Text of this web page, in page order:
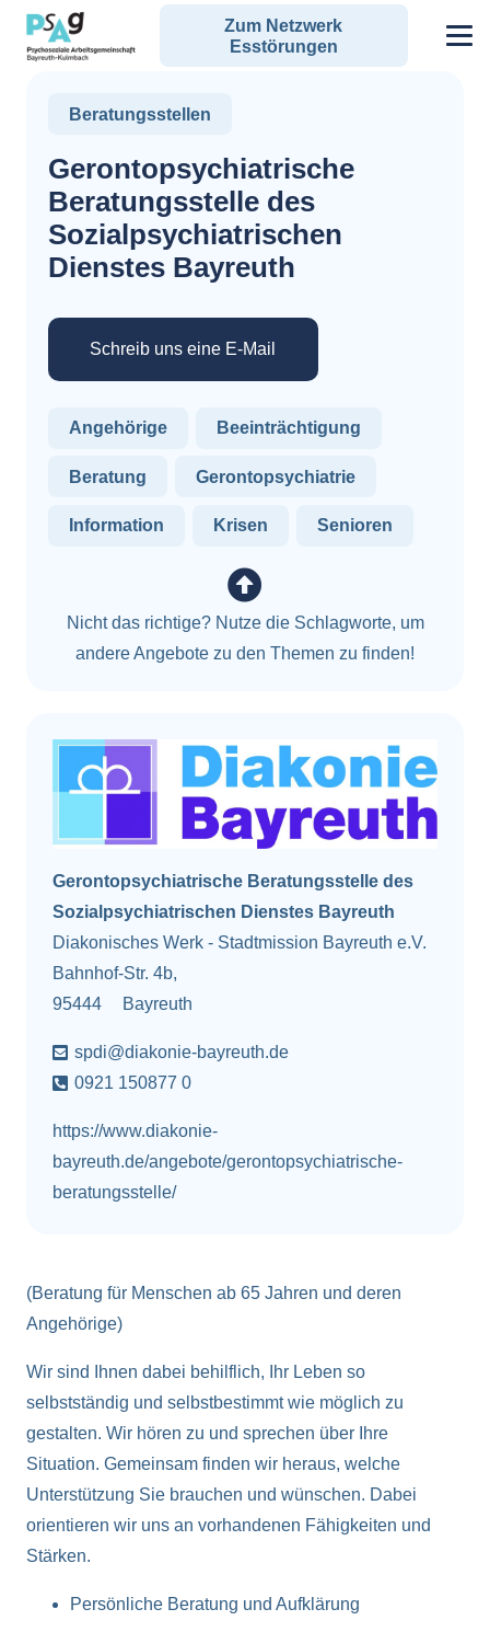
Zum Netzwerk
Esstörungen
Beratungsstellen
Gerontopsychiatrische
Beratungsstelle des
Sozialpsychiatrischen
Dienstes Bayreuth
Schreib uns eine E-Mail
Angehörige Beeinträchtigung
Beratung Gerontopsychiatrie
Information Krisen Senioren
Nicht das richtige? Nutze die Schlagworte, um
andere Angebote zu den Themen zu finden!
Gerontopsychiatrische Beratungsstelle des
Sozialpsychiatrischen Dienstes Bayreuth
Diakonisches Werk - Stadtmission Bayreuth e.V.
Bahnhof-Str. 4b,
95444
Bayreuth
spdi@diakonie-bayreuth.de
0921 150877 0
https://www.diakonie-
bayreuth.de/angebote/gerontopsychiatrische-
beratungsstelle/
(Beratung für Menschen ab 65 Jahren und deren
Angehörige)
Wir sind Ihnen dabei behilflich, Ihr Leben so
selbstständig und selbstbestimmt wie möglich zu
gestalten. Wir hören zu und sprechen über Ihre
Situation. Gemeinsam finden wir heraus, welche
Unterstützung Sie brauchen und wünschen. Dabei
orientieren wir uns an vorhandenen Fähigkeiten und
Stärken.
Persönliche Beratung und Aufklärung